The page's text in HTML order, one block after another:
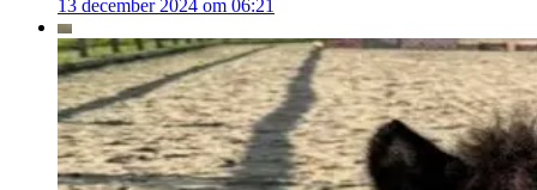
13 december 2024 om 06:21